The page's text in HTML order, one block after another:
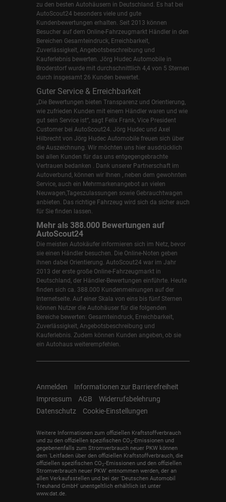
zu den besten Autohäusern in Deutschland. Es hat bei
AutoScout24 besonders viele und gute
Kundenbewertungen erhalten. Seit 2013 können
Besucher auf dem Online-Fahrzeugmarkt Händler in den
Bereichen Gesamteindruck, Erreichbarkeit,
Zuverlässigkeit, Angebotsbeschreibung und
Kauferlebnis bewerten. Jörg Hudec Automobile in
Broderstorf wurde mit durchschnittlich 4,4 von 5 Sternen
durch insgesamt 26 Kunden bewertet.
Guter Service & Erreichbarkeit
„Die Bewertungen bieten Transparenz und Orientierung,
wie zufrieden Kunden mit einem Händler waren und wie
gut sein Service ist“, sagt Felix Frank, Vice President
Customer bei AutoScout24. Jörg Hudec und Axel
Hilbrecht von Jörg Hudec Automobile freuen sich über
die Auszeichnung. Wir möchten uns hier ausdrücklich
bei allen Kunden für das uns entgegengebrachte
Vertrauen bedanken . Dank unserer Partnerschaft im
Autoverbund, können wir Ihnen , neben dem gewohnten
Service, auch ein Mehrmarkenangebot an vielen
Neuwagen,Tageszulassungen sowie Gebrauchtwagen
anbieten. Das richtige Fahrzeug wird sich da sicher auch
für Sie finden lassen.
Mehr als 388.000 Bewertungen auf
AutoScout24
Die meisten Autokäufer informieren sich im Netz, bevor
sie einen Händler besuchen. Die Online-Noten geben
ihnen dabei Orientierung. AutoScout24 war im Jahr
2013 der erste große Online-Fahrzeugmarkt in
Deutschland, der Händler-Bewertungen einführte. Heute
finden sich ca. 388.000 Kundenmeinungen auf der
Internetseite. Auf einer Skala von eins bis fünf Sternen
können Nutzer die Autohäuser für die folgenden
Bereiche bewerten: Gesamteindruck, Erreichbarkeit,
Zuverlässigkeit, Angebotsbeschreibung und
Kauferlebnis. Zudem können Kunden angeben, ob sie
ein Autohaus weiterempfehlen.
Anmelden
Informationen zur Barrierefreiheit
Impressum
AGB
Widerrufsbelehrung
Datenschutz
Cookie-Einstellungen
Weitere Informationen zum offiziellen Kraftstoffverbrauch
und zu den offiziellen spezifischen CO2-Emissionen und
gegebenenfalls zum Stromverbrauch neuer PKW können
dem 'Leitfaden über den offiziellen Kraftstoffverbrauch, die
offiziellen spezifischen CO2-Emissionen und den offiziellen
Stromverbrauch neuer PKW' entnommen werden, der an
allen Verkaufsstellen und bei der 'Deutschen Automobil
Treuhand GmbH' unentgeltlich erhältlich ist unter
www.dat.de.